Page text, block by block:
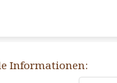
Informationen: